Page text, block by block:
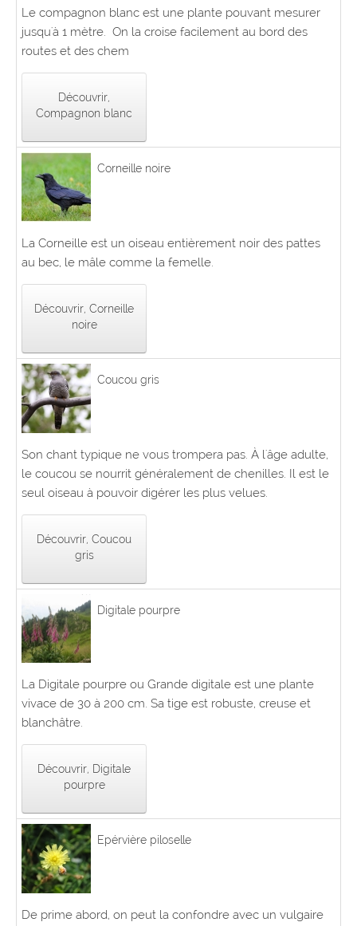
Le compagnon blanc est une plante pouvant mesurer
jusqu'à 1 mètre. On la croise facilement au bord des
routes et des chem
Découvrir,
Compagnon blanc
Corneille noire
La Corneille est un oiseau entièrement noir des pattes
au bec, le mâle comme la femelle.
Découvrir, Corneille
noire
Coucou gris
Son chant typique ne vous trompera pas. À l'âge adulte,
le coucou se nourrit généralement de chenilles. Il est le
seul oiseau à pouvoir digérer les plus velues.
Découvrir, Coucou
gris
Digitale pourpre
La Digitale pourpre ou Grande digitale est une plante
vivace de 30 à 200 cm. Sa tige est robuste, creuse et
blanchâtre.
Découvrir, Digitale
pourpre
Epérvière piloselle
De prime abord, on peut la confondre avec un vulgaire